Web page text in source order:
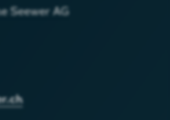
Seewer AG